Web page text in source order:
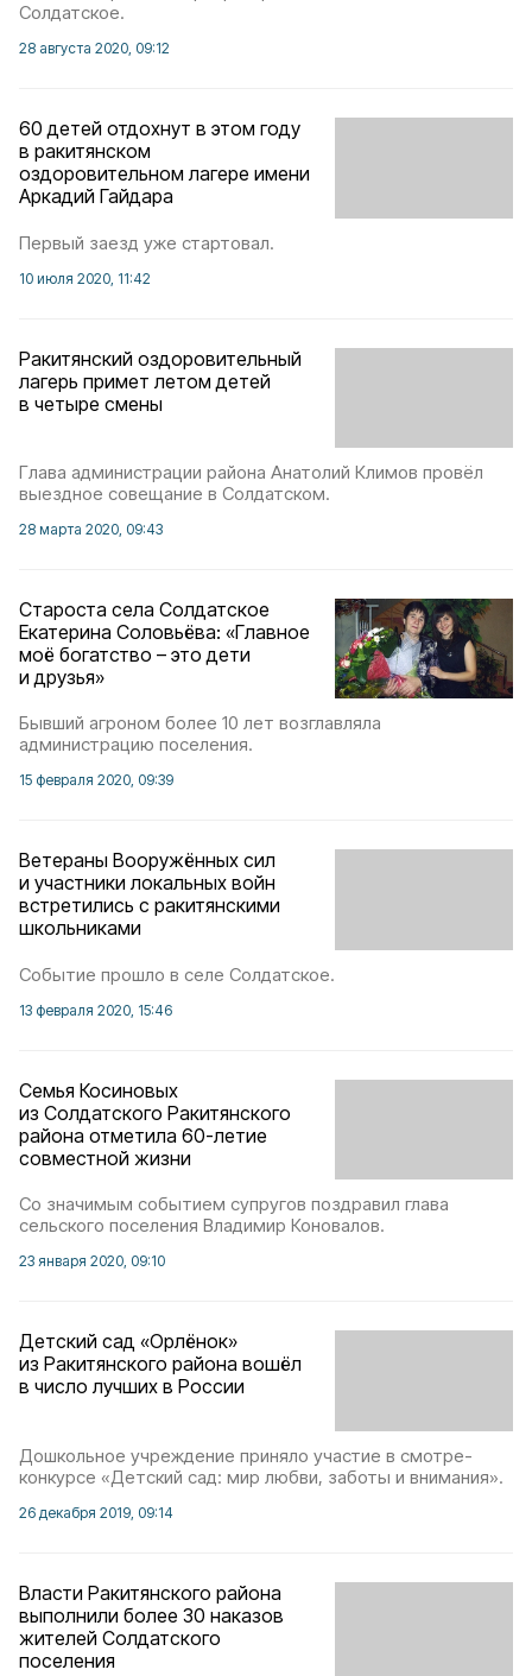
Солдатское.
28 августа 2020, 09:12
60 детей отдохнут в этом году
в ракитянском
оздоровительном лагере имени
Аркадий Гайдара
Первый заезд уже стартовал.
10 июля 2020, 11:42
Ракитянский оздоровительный
лагерь примет летом детей
в четыре смены
Глава администрации района Анатолий Климов провёл
выездное совещание в Солдатском.
28 марта 2020, 09:43
Староста села Солдатское
Екатерина Соловьёва: «Главное
моё богатство – это дети
и друзья»
Бывший агроном более 10 лет возглавляла
администрацию поселения.
15 февраля 2020, 09:39
Ветераны Вооружённых сил
и участники локальных войн
встретились с ракитянскими
школьниками
Событие прошло в селе Солдатское.
13 февраля 2020, 15:46
Семья Косиновых
из Солдатского Ракитянского
района отметила 60-летие
совместной жизни
Со значимым событием супругов поздравил глава
сельского поселения Владимир Коновалов.
23 января 2020, 09:10
Детский сад «Орлёнок»
из Ракитянского района вошёл
в число лучших в России
Дошкольное учреждение приняло участие в смотре-
конкурсе «Детский сад: мир любви, заботы и внимания».
26 декабря 2019, 09:14
Власти Ракитянского района
выполнили более 30 наказов
жителей Солдатского
поселения